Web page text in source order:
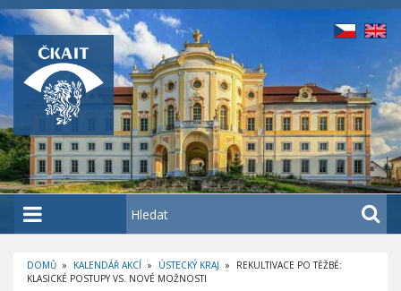
P
ř
e
j
t
k
h
l
d
D
DOMŮ » KALENDÁŘ AKCÍ » ÚSTECKÝ KRAJ »
REKULTIVACE PO TĚŽBĚ:
KLASICKÉ POSTUPY VS. NOVÉ MOŽNOSTI